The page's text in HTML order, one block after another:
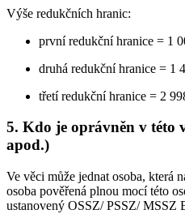
Výše redukčních hranic:
první redukční hranice = 1
druhá redukční hranice = 1
třetí redukční hranice = 2
5. Kdo je oprávněn v této
apod.)
Ve věci může jednat osoba, která
osoba pověřená plnou mocí této
ustanovený OSSZ/ PSSZ/ MSSZ